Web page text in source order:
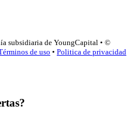
subsidiaria de YoungCapital • ©
de uso • Politica de privacidad